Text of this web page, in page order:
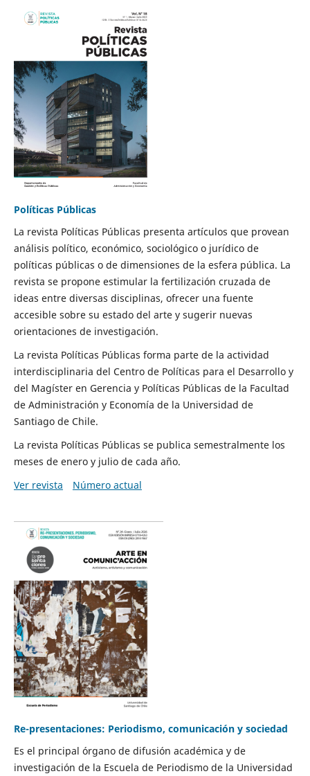
Políticas Públicas
La revista Políticas Públicas presenta artículos que provean
análisis político, económico, sociológico o jurídico de
políticas públicas o de dimensiones de la esfera pública. La
revista se propone estimular la fertilización cruzada de
ideas entre diversas disciplinas, ofrecer una fuente
accesible sobre su estado del arte y sugerir nuevas
orientaciones de investigación.
La revista Políticas Públicas forma parte de la actividad
interdisciplinaria del Centro de Políticas para el Desarrollo y
del Magíster en Gerencia y Políticas Públicas de la Facultad
de Administración y Economía de la Universidad de
Santiago de Chile.
La revista Políticas Públicas se publica semestralmente los
meses de enero y julio de cada año.
Ver revista
Número actual
Re-presentaciones: Periodismo, comunicación y sociedad
Es el principal órgano de difusión académica y de
investigación de la Escuela de Periodismo de la Universidad